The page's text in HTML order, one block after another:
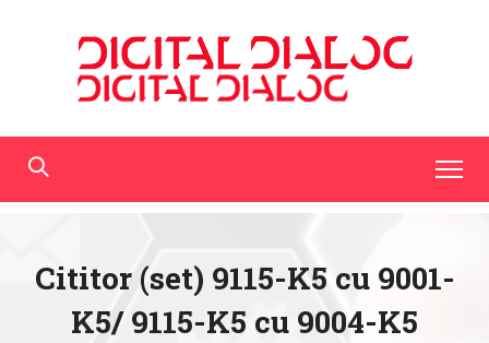
Cititor (set) 9115-K5 cu 9001-
K5/ 9115-K5 cu 9004-K5